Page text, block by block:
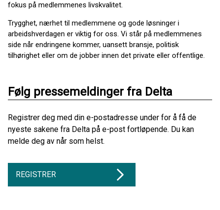
fokus på medlemmenes livskvalitet.
Trygghet, nærhet til medlemmene og gode løsninger i
arbeidshverdagen er viktig for oss. Vi står på medlemmenes
side når endringene kommer, uansett bransje, politisk
tilhørighet eller om de jobber innen det private eller offentlige.
Følg pressemeldinger fra Delta
Registrer deg med din e-postadresse under for å få de
nyeste sakene fra Delta på e-post fortløpende. Du kan
melde deg av når som helst.
REGISTRER